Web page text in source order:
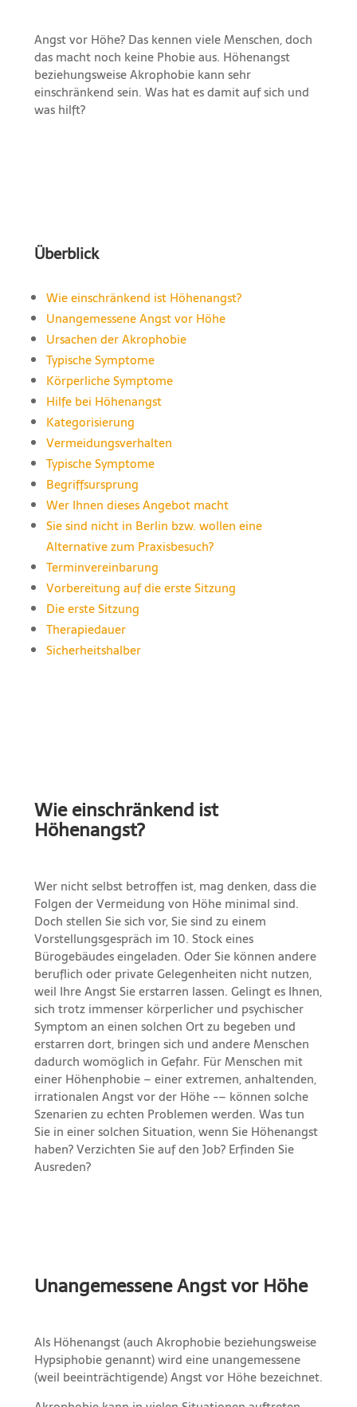
Angst vor Höhe? Das kennen viele Menschen, doch
das macht noch keine Phobie aus. Höhenangst
beziehungsweise Akrophobie kann sehr
einschränkend sein. Was hat es damit auf sich und
was hilft?
Überblick
Wie einschränkend ist Höhenangst?
Unangemessene Angst vor Höhe
Ursachen der Akrophobie
Typische Symptome
Körperliche Symptome
Hilfe bei Höhenangst
Kategorisierung
Vermeidungsverhalten
Typische Symptome
Begriffsursprung
Wer Ihnen dieses Angebot macht
Sie sind nicht in Berlin bzw. wollen eine
Alternative zum Praxisbesuch?
Terminvereinbarung
Vorbereitung auf die erste Sitzung
Die erste Sitzung
Therapiedauer
Sicherheitshalber
Wie einschränkend ist
Höhenangst?
Wer nicht selbst betroffen ist, mag denken, dass die
Folgen der Vermeidung von Höhe minimal sind.
Doch stellen Sie sich vor, Sie sind zu einem
Vorstellungsgespräch im 10. Stock eines
Bürogebäudes eingeladen. Oder Sie können andere
beruflich oder private Gelegenheiten nicht nutzen,
weil Ihre Angst Sie erstarren lassen. Gelingt es Ihnen,
sich trotz immenser körperlicher und psychischer
Symptom an einen solchen Ort zu begeben und
erstarren dort, bringen sich und andere Menschen
dadurch womöglich in Gefahr. Für Menschen mit
einer Höhenphobie – einer extremen, anhaltenden,
irrationalen Angst vor der Höhe -– können solche
Szenarien zu echten Problemen werden. Was tun
Sie in einer solchen Situation, wenn Sie Höhenangst
haben? Verzichten Sie auf den Job? Erfinden Sie
Ausreden?
Unangemessene Angst vor Höhe
Als Höhenangst (auch Akrophobie beziehungsweise
Hypsiphobie genannt) wird eine unangemessene
(weil beeinträchtigende) Angst vor Höhe bezeichnet.